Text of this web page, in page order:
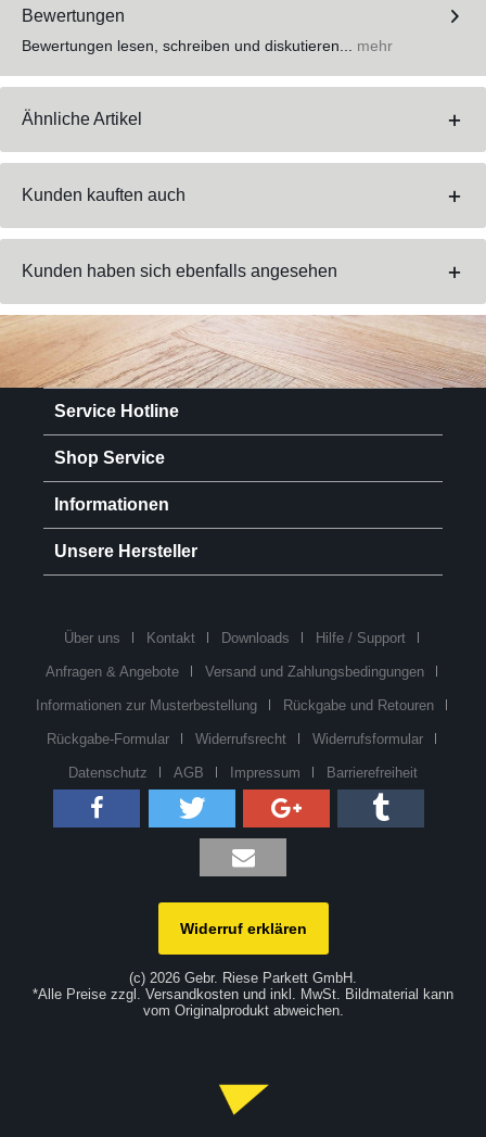
Bewertungen
Bewertungen lesen, schreiben und diskutieren... mehr
Ähnliche Artikel
Kunden kauften auch
Kunden haben sich ebenfalls angesehen
Service Hotline
Shop Service
Informationen
Unsere Hersteller
Über uns Kontakt Downloads Hilfe / Support
Anfragen & Angebote Versand und Zahlungsbedingungen
Informationen zur Musterbestellung Rückgabe und Retouren
Rückgabe-Formular Widerrufsrecht Widerrufsformular
Datenschutz AGB Impressum Barrierefreiheit
Widerruf erklären
(c) 2026 Gebr. Riese Parkett GmbH.
*Alle Preise zzgl. Versandkosten und inkl. MwSt. Bildmaterial kann
vom Originalprodukt abweichen.